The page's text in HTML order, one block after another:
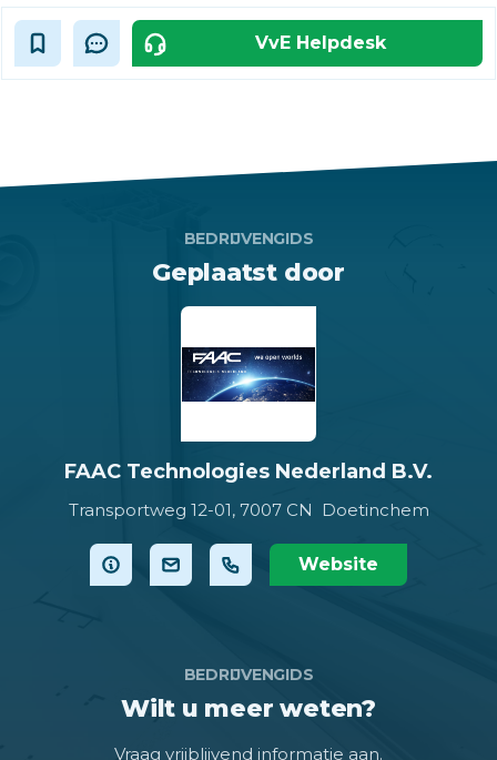
VvE Helpdesk
BEDRIJVENGIDS
Geplaatst door
FAAC Technologies Nederland B.V.
Transportweg 12-01, 7007 CN Doetinchem
Website
BEDRIJVENGIDS
Wilt u meer weten?
Vraag vrijblijvend informatie aan.